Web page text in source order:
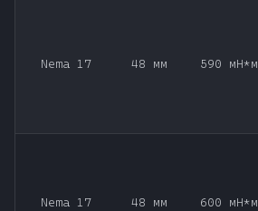
Nema 17 48 мм 590 мН*м
Nema 17 48 мм 600 мН*м